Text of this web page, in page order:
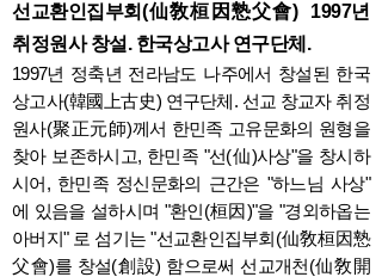
선교환인집부회(仙敎桓因慹父會) 1997년
취정원사 창설. 한국상고사 연구단체.
1997년 정축년 전라남도 나주에서 창설된 한국
상고사(韓國上古史) 연구단체. 선교 창교자 취정
원사(聚正元師)께서 한민족 고유문화의 원형을
찾아 보존하시고, 한민족 "선(仙)사상"을 창시하
시어, 한민족 정신문화의 근간은 "하느님 사상"
에 있음을 설하시며 "환인(桓因)"을 "경외하옵는
아버지" 로 섬기는 "선교환인집부회(仙敎桓因慹
父會)를 창설(創設) 함으로써 선교개천(仙敎開